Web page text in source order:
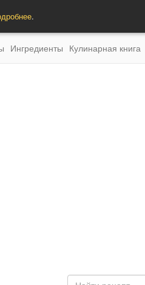
.
Ингредиенты Кулинарная книга